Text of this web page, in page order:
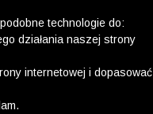
technologie do:
działania naszej strony
internetowej i dopasować